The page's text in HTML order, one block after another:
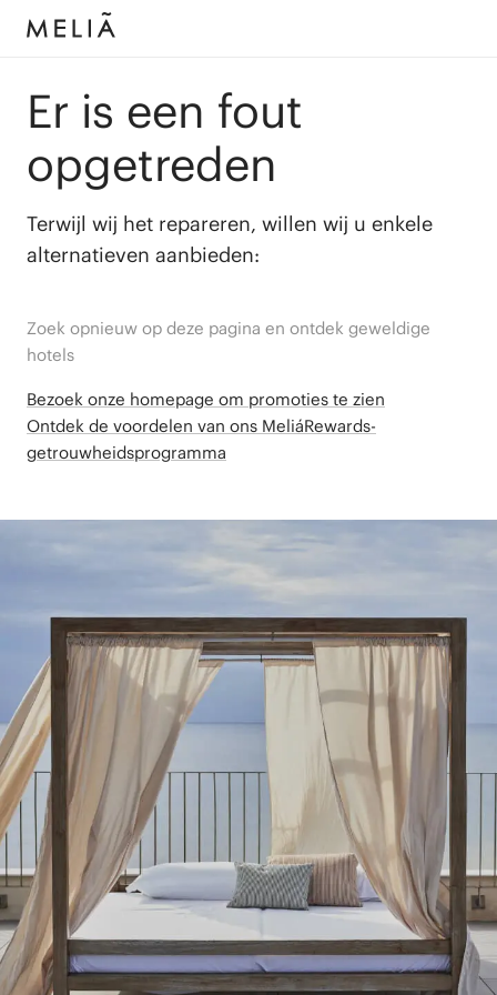
Er is een fout
opgetreden
Terwijl wij het repareren, willen wij u enkele
alternatieven aanbieden:
Zoek opnieuw op deze pagina en ontdek geweldige
hotels
Bezoek onze homepage om promoties te zien
Ontdek de voordelen van ons MeliáRewards-
getrouwheidsprogramma